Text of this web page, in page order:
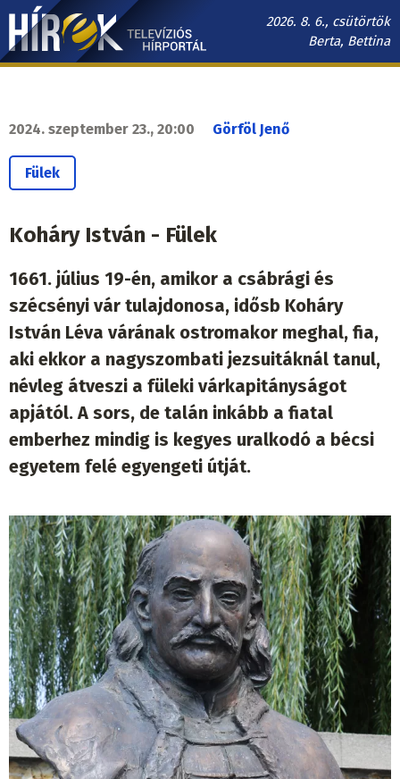
Ugrás
tartalomra
2026. 8. 6., csütörtök
Berta, Bettina
Hírek.sk
2024. szeptember 23., 20:00 Görföl Jenő
Fülek
Koháry István - Fülek
1661. július 19-én, amikor a csábrági és
szécsényi vár tulajdonosa, idősb Koháry
István Léva várának ostromakor meghal, fia,
aki ekkor a nagyszombati jezsuitáknál tanul,
névleg átveszi a füleki várkapitányságot
apjától. A sors, de talán inkább a fiatal
emberhez mindig is kegyes uralkodó a bécsi
egyetem felé egyengeti útját.